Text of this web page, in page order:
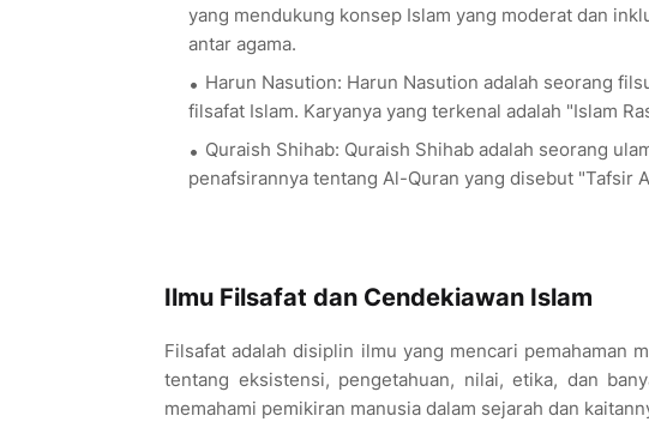
yang mendukung konsep Islam yang moderat dan
antar agama.
Harun Nasution: Harun Nasution adalah seorang
filsafat Islam. Karyanya yang terkenal adalah "Islam
Quraish Shihab: Quraish Shihab adalah seorang
penafsirannya tentang Al-Quran yang disebut "Tafsir
Ilmu Filsafat dan Cendekiawan Islam
Filsafat adalah disiplin ilmu yang mencari pemahaman
tentang eksistensi, pengetahuan, nilai, etika, dan
memahami pemikiran manusia dalam sejarah dan